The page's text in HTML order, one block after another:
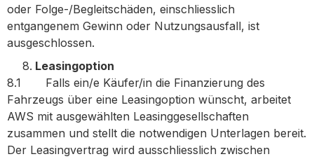
oder Folge-/Begleitschäden, einschliesslich
entgangenem Gewinn oder Nutzungsausfall, ist
ausgeschlossen.
Leasingoption
8.1 Falls ein/e Käufer/in die Finanzierung des
Fahrzeugs über eine Leasingoption wünscht, arbeitet
AWS mit ausgewählten Leasinggesellschaften
zusammen und stellt die notwendigen Unterlagen bereit.
Der Leasingvertrag wird ausschliesslich zwischen